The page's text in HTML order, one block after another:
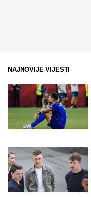
NAJNOVIJE VIJESTI